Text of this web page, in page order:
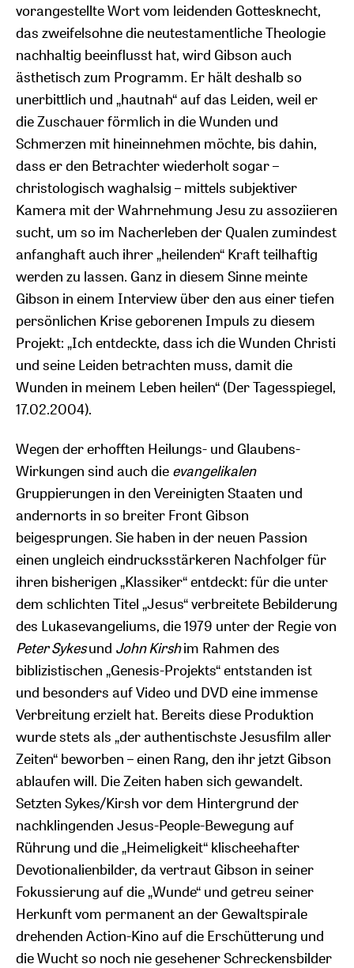
vorangestellte Wort vom leidenden Gottesknecht,
das zweifelsohne die neutestamentliche Theologie
nachhaltig beeinflusst hat, wird Gibson auch
ästhetisch zum Programm. Er hält deshalb so
unerbittlich und „hautnah“ auf das Leiden, weil er
die Zuschauer förmlich in die Wunden und
Schmerzen mit hineinnehmen möchte, bis dahin,
dass er den Betrachter wiederholt sogar –
christologisch waghalsig – mittels subjektiver
Kamera mit der Wahrnehmung Jesu zu assoziieren
sucht, um so im Nacherleben der Qualen zumindest
anfanghaft auch ihrer „heilenden“ Kraft teilhaftig
werden zu lassen. Ganz in diesem Sinne meinte
Gibson in einem Interview über den aus einer tiefen
persönlichen Krise geborenen Impuls zu diesem
Projekt: „Ich entdeckte, dass ich die Wunden Christi
und seine Leiden betrachten muss, damit die
Wunden in meinem Leben heilen“ (Der Tagesspiegel,
17.02.2004).
Wegen der erhofften Heilungs- und Glaubens-
Wirkungen sind auch die evangelikalen
Gruppierungen in den Vereinigten Staaten und
andernorts in so breiter Front Gibson
beigesprungen. Sie haben in der neuen Passion
einen ungleich eindrucksstärkeren Nachfolger für
ihren bisherigen „Klassiker“ entdeckt: für die unter
dem schlichten Titel „Jesus“ verbreitete Bebilderung
des Lukasevangeliums, die 1979 unter der Regie von
Peter Sykesund John Kirshim Rahmen des
biblizistischen „Genesis-Projekts“ entstanden ist
und besonders auf Video und DVD eine immense
Verbreitung erzielt hat. Bereits diese Produktion
wurde stets als „der authentischste Jesusfilm aller
Zeiten“ beworben – einen Rang, den ihr jetzt Gibson
ablaufen will. Die Zeiten haben sich gewandelt.
Setzten Sykes/Kirsh vor dem Hintergrund der
nachklingenden Jesus-People-Bewegung auf
Rührung und die „Heimeligkeit“ klischeehafter
Devotionalienbilder, da vertraut Gibson in seiner
Fokussierung auf die „Wunde“ und getreu seiner
Herkunft vom permanent an der Gewaltspirale
drehenden Action-Kino auf die Erschütterung und
die Wucht so noch nie gesehener Schreckensbilder